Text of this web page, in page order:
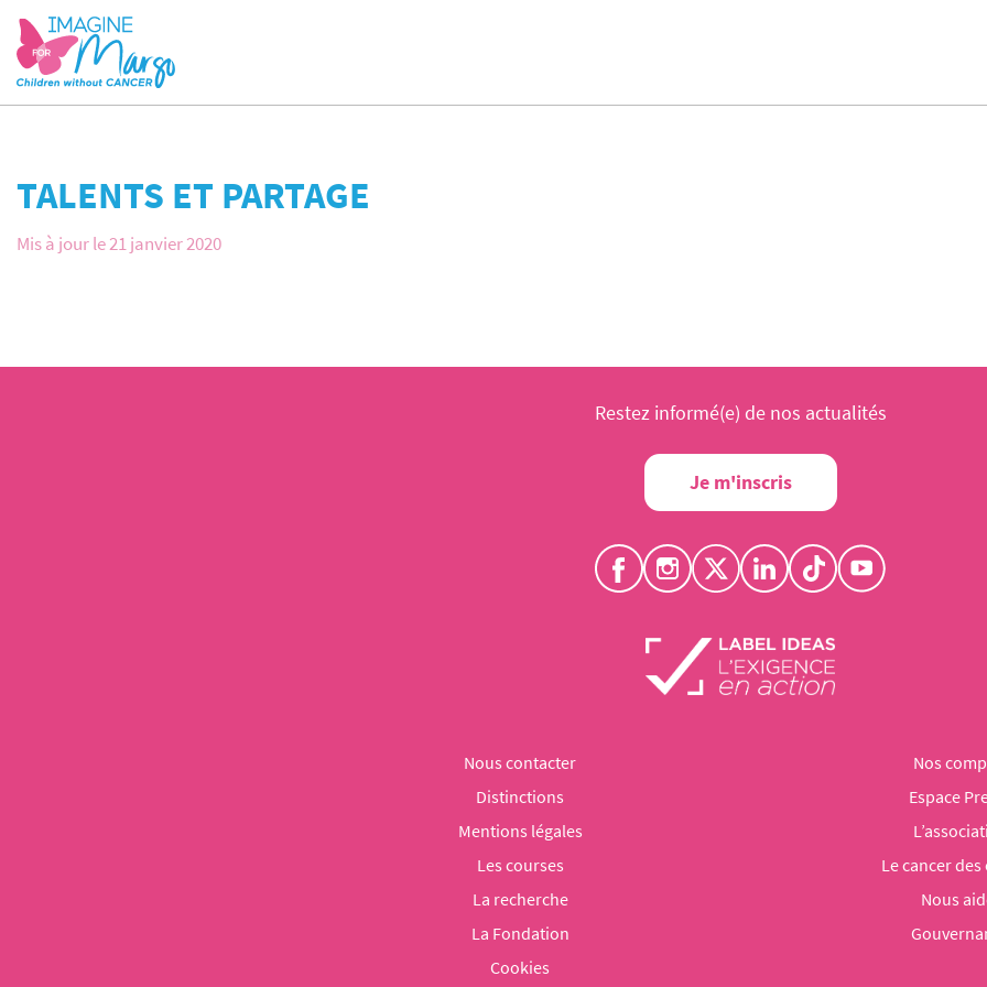
TALENTS ET PARTAGE
Mis à jour le 21 janvier 2020
Restez informé(e) de nos actualités
Je m'inscris
Nous contacter
Nos
Distinctions
Espace
Mentions légales
Les courses
Le cancer
La recherche
Nous
La Fondation
Cookies